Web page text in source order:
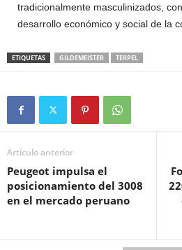
tradicionalmente masculinizados,
desarrollo económico y social de la
ETIQUETAS GILDEMEISTER TERPEL
Artículo anterior
Peugeot impulsa el
posicionamiento del 3008
en el mercado peruano